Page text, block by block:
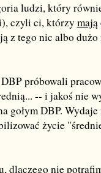
ludzi, który
czyli ci, którzy mają
z tego nic albo
próbowali
-- i jakoś nie
gołym DBP.
życie
dlaczego nie